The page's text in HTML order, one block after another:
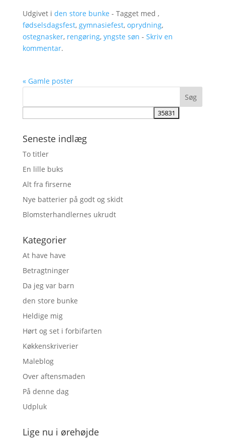
Udgivet i den store bunke - Tagget med ,
fødselsdagsfest, gymnasiefest, oprydning,
ostegnasker, rengøring, yngste søn - Skriv en
kommentar.
« Gamle poster
Seneste indlæg
To titler
En lille buks
Alt fra firserne
Nye batterier på godt og skidt
Blomsterhandlernes ukrudt
Kategorier
At have have
Betragtninger
Da jeg var barn
den store bunke
Heldige mig
Hørt og set i forbifarten
Køkkenskriverier
Maleblog
Over aftensmaden
På denne dag
Udpluk
Lige nu i ørehøjde